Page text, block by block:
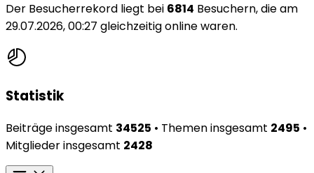
Der Besucherrekord liegt bei 6814 Besuchern, die am
29.07.2026, 00:27 gleichzeitig online waren.
Statistik
Beiträge insgesamt 34525 • Themen insgesamt 2495 •
Mitglieder insgesamt 2428